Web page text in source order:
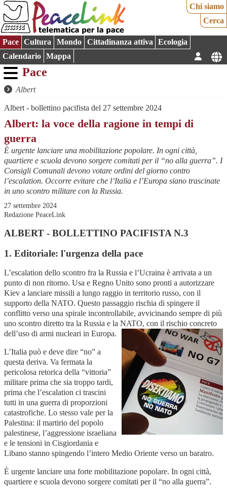
Chi siamo
Cerca
Pace Cultura Mondo Cittadinanza attiva
Ecologia
Calendario
Mappa
Pace
Albert
Albert - bollettino pacifista del 27 settembre 2024
Albert: la voce della ragione in tempi di
guerra
È urgente lanciare una mobilitazione popolare. In ogni città,
quartiere e scuola devono sorgere comitati per il “no alla guerra”. I
Consigli Comunali devono votare ordini del giorno contro
l’escalation. Occorre evitare che l’Italia e l’Europa siano trascinate
in uno scontro militare con la Russia.
27 settembre 2024
Redazione PeaceLink
ALBERT - BOLLETTINO PACIFISTA N.3
1. Editoriale: l'urgenza della pace
L’escalation dello scontro fra la Russia e l’Ucraina è arrivata a un
punto di non ritorno. Usa e Regno Unito sono pronti a autorizzare
Kiev a lanciare missili a lungo raggio in territorio russo, con il
supporto della NATO. Questo passaggio rischia di spingere il
conflitto verso una spirale incontrollabile, avvicinando sempre di più
uno scontro diretto tra la Russia e la NATO, con il rischio concreto
dell’uso di armi nucleari in Europa.
L’Italia può e deve dire “no” a
questa deriva. Va fermata la
pericolosa retorica della “vittoria”
militare prima che sia troppo tardi,
prima che l’escalation ci trascini
tutti in una guerra di proporzioni
catastrofiche. Lo stesso vale per la
Palestina: il martirio del popolo
palestinese, l’aggressione israeliana
e le tensioni in Cisgiordania e
Libano stanno spingendo l’intero Medio Oriente verso un baratro.
È urgente lanciare una forte mobilitazione popolare. In ogni città,
quartiere e scuola devono sorgere comitati per il “no alla guerra”.